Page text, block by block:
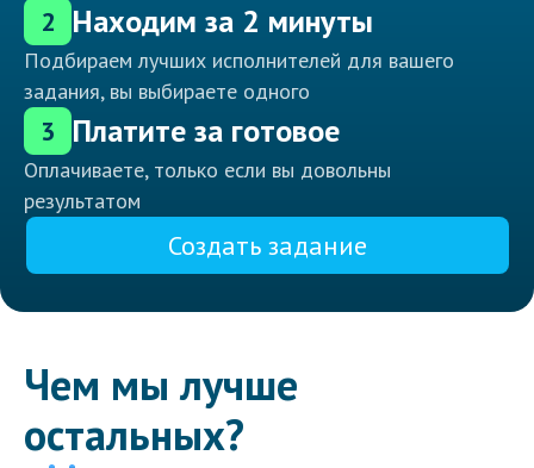
2 Находим за 2 минуты
Подбираем лучших исполнителей для вашего
задания, вы выбираете одного
3 Платите за готовое
Оплачиваете, только если вы довольны
результатом
Создать задание
Чем мы лучше
остальных?